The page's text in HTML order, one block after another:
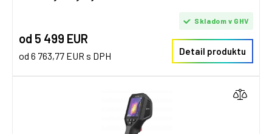
od 5 499 EUR
od 6 763,77 EUR s DPH
Skladom v GHV
Detail produktu